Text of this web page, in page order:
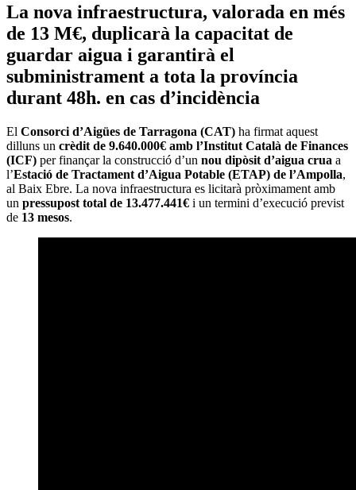
La nova infraestructura, valorada en més
de 13 M€, duplicarà la capacitat de
guardar aigua i garantirà el
subministrament a tota la província
durant 48h. en cas d’incidència
El Consorci d’Aigües de Tarragona (CAT) ha firmat aquest
dilluns un crèdit de 9.640.000€ amb l’Institut Català de Finances
(ICF) per finançar la construcció d’un nou dipòsit d’aigua crua a
l’Estació de Tractament d’Aigua Potable (ETAP) de l’Ampolla,
al Baix Ebre. La nova infraestructura es licitarà pròximament amb
un pressupost total de 13.477.441€ i un termini d’execució previst
de 13 mesos.